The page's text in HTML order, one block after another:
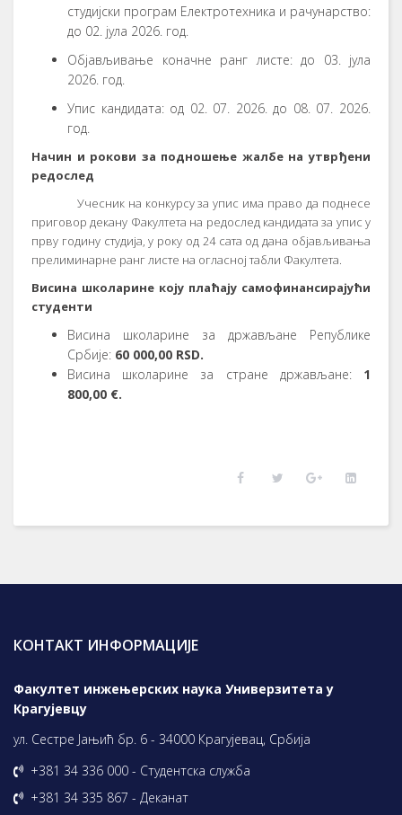
студијски програм Електротехника и рачунарство:
до 02. јула 2026. год.
Објављивање коначне ранг листе: до 03. јула
2026. год.
Упис кандидата: од 02. 07. 2026. до 08. 07. 2026.
год.
Начин и рокови за подношење жалбе на утврђени
редослед
Учесник на конкурсу за упис има право да поднесе
приговор декану Факултета на редослед кандидата за упис у
прву годину студија, у року од 24 сата од дана објављивања
прелиминарне ранг листе на огласној табли Факултета.
Висина школарине коју плаћају самофинансирајући
студенти
Висина школарине за држављане Републике
Србије: 60 000,00 RSD.
Висина школарине за стране држављане: 1
800,00 €.
КОНТАКТ ИНФОРМАЦИЈЕ
Факултет инжењерских наука Универзитета у
Крагујевцу
ул. Сестре Јањић бр. 6 - 34000 Крагујевац, Србија
+381 34 336 000 - Студентска служба
+381 34 335 867 - Деканат